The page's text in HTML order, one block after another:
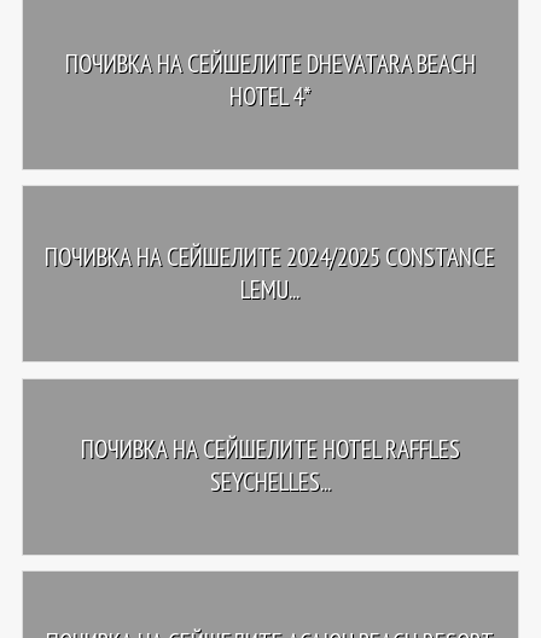
ПОЧИВКА НА СЕЙШЕЛИТЕ DHEVATARA BEACH
HOTEL 4*
ПОЧИВКА НА СЕЙШЕЛИТЕ 2024/2025 CONSTANCE
LEMU...
ПОЧИВКА НА СЕЙШЕЛИТЕ HOTEL RAFFLES
SEYCHELLES...